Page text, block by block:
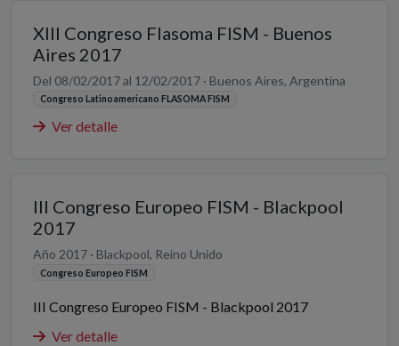
XIII Congreso Flasoma FISM - Buenos
Aires 2017
Del 08/02/2017 al 12/02/2017 · Buenos Aires, Argentina
Congreso Latinoamericano FLASOMA FISM
Ver detalle
III Congreso Europeo FISM - Blackpool
2017
Año 2017 · Blackpool, Reino Unido
Congreso Europeo FISM
III Congreso Europeo FISM - Blackpool 2017
Ver detalle